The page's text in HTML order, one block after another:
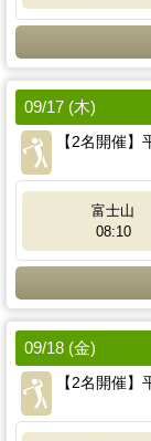
09/17 (木)
【2名開催
富士山
08:10
09/18 (金)
【2名開催